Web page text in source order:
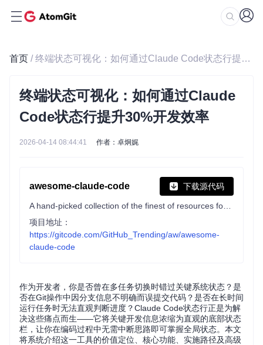
首页 / 终端状态可视化：如何通过Claude Code状态行提升30%开发效率
终端状态可视化：如何通过Claude
Code状态行提升30%开发效率
2026-04-14 08:44:41 作者：卓炯娓
awesome-claude-code 下载源代码
项目地址：
https://gitcode.com/GitHub_Trending/aw/awesome-
claude-code
作为开发者，你是否曾在多任务切换时错过关键系统状态？是
否在Git操作中因分支信息不明确而误提交代码？是否在长时间
运行任务时无法直观判断进度？Claude Code状态行正是为解
决这些痛点而生——它将关键开发信息浓缩为直观的底部状态
栏，让你在编码过程中无需中断思路即可掌握全局状态。本文
将系统介绍这一工具的价值定位、核心功能、实施路径及高级